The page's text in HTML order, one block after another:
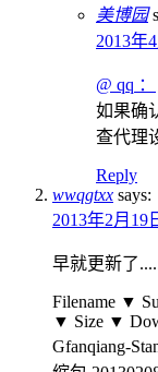
美博园
2013年
@ qq ：
如果确
查代理
Reply
wwqgtxx says:
2013年2月19
早就更新了
Filename ▼
▼ Size ▼
Gfanqiang-